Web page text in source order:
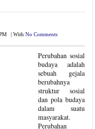
With No Comments
Perubahan sosial
budaya adalah
sebuah gejala
berubahnya
struktur sosial
dan pola budaya
dalam suatu
masyarakat.
Perubahan